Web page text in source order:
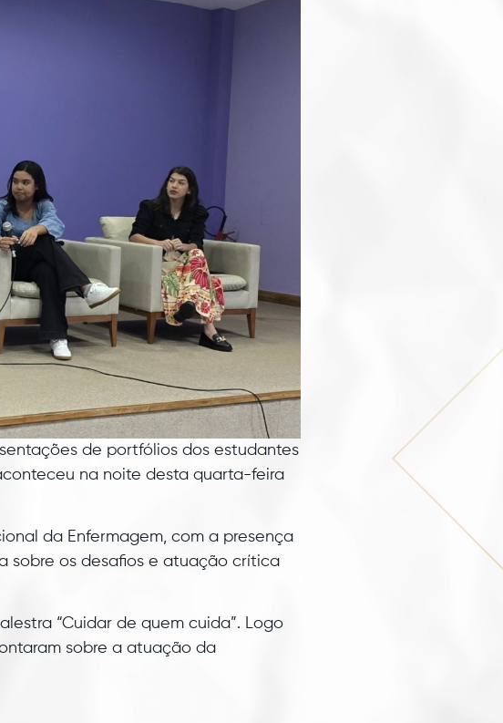
de portfólios dos estudantes
na noite desta quarta-feira
da Enfermagem, com a presença
sobre os desafios e atuação crítica
“Cuidar de quem cuida”. Logo
sobre a atuação da